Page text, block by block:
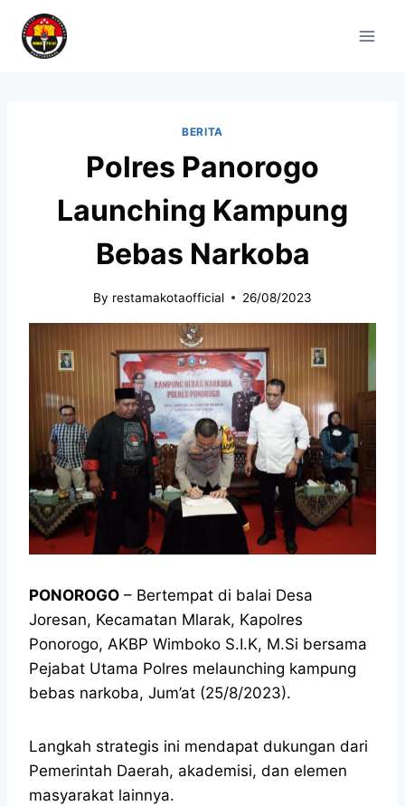
BERITA
Polres Panorogo
Launching Kampung
Bebas Narkoba
By restamakotaofficial 26/08/2023
PONOROGO – Bertempat di balai Desa
Joresan, Kecamatan Mlarak, Kapolres
Ponorogo, AKBP Wimboko S.I.K, M.Si bersama
Pejabat Utama Polres melaunching kampung
bebas narkoba, Jum’at (25/8/2023).
Langkah strategis ini mendapat dukungan dari
Pemerintah Daerah, akademisi, dan elemen
masyarakat lainnya.